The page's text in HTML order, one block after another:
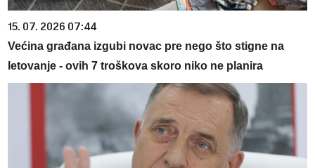
15. 07. 2026 07:44
Većina građana izgubi novac pre nego što stigne na
letovanje - ovih 7 troškova skoro niko ne planira